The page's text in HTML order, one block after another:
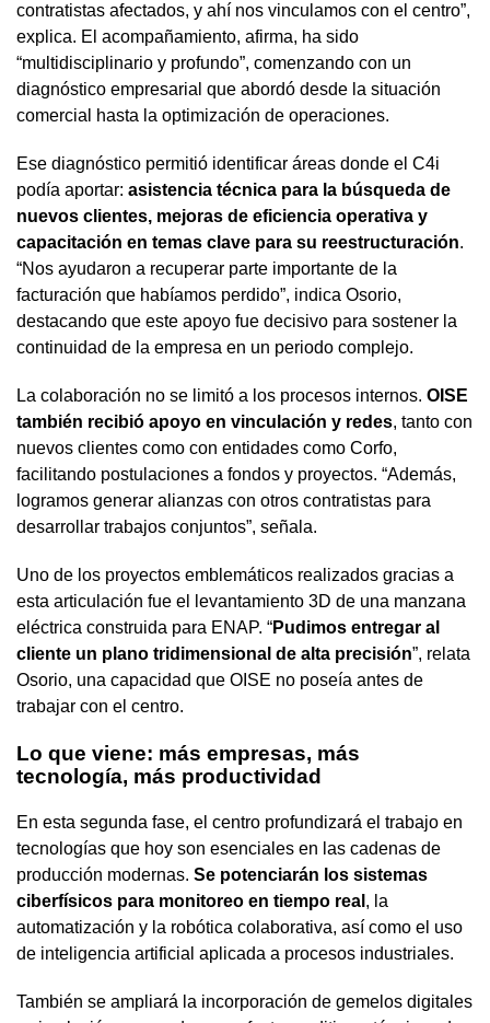
contratistas afectados, y ahí nos vinculamos con el centro”,
explica. El acompañamiento, afirma, ha sido
“multidisciplinario y profundo”, comenzando con un
diagnóstico empresarial que abordó desde la situación
comercial hasta la optimización de operaciones.
Ese diagnóstico permitió identificar áreas donde el C4i
podía aportar: asistencia técnica para la búsqueda de
nuevos clientes, mejoras de eficiencia operativa y
capacitación en temas clave para su reestructuración.
“Nos ayudaron a recuperar parte importante de la
facturación que habíamos perdido”, indica Osorio,
destacando que este apoyo fue decisivo para sostener la
continuidad de la empresa en un periodo complejo.
La colaboración no se limitó a los procesos internos. OISE
también recibió apoyo en vinculación y redes, tanto con
nuevos clientes como con entidades como Corfo,
facilitando postulaciones a fondos y proyectos. “Además,
logramos generar alianzas con otros contratistas para
desarrollar trabajos conjuntos”, señala.
Uno de los proyectos emblemáticos realizados gracias a
esta articulación fue el levantamiento 3D de una manzana
eléctrica construida para ENAP. “Pudimos entregar al
cliente un plano tridimensional de alta precisión”, relata
Osorio, una capacidad que OISE no poseía antes de
trabajar con el centro.
Lo que viene: más empresas, más
tecnología, más productividad
En esta segunda fase, el centro profundizará el trabajo en
tecnologías que hoy son esenciales en las cadenas de
producción modernas. Se potenciarán los sistemas
ciberfísicos para monitoreo en tiempo real , la
automatización y la robótica colaborativa, así como el uso
de inteligencia artificial aplicada a procesos industriales.
También se ampliará la incorporación de gemelos digitales